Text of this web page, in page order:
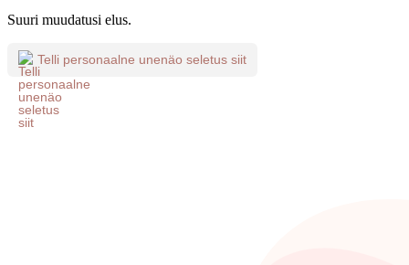
Suuri muudatusi elus.
Telli personaalne unenäo seletus siit